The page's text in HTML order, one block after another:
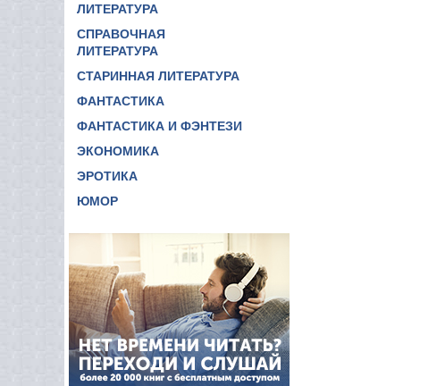
ЛИТЕРАТУРА
СПРАВОЧНАЯ
ЛИТЕРАТУРА
СТАРИННАЯ ЛИТЕРАТУРА
ФАНТАСТИКА
ФАНТАСТИКА И ФЭНТЕЗИ
ЭКОНОМИКА
ЭРОТИКА
ЮМОР